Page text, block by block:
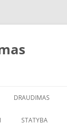
DRAUDIMAS
STATYBA